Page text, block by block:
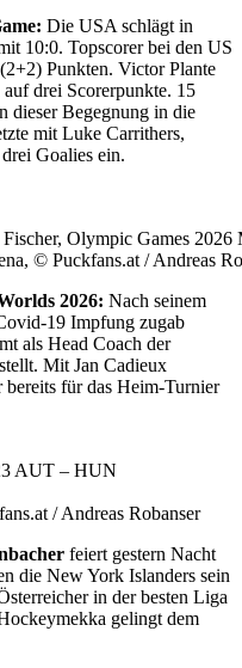
Die USA schlägt in
10:0. Topscorer bei den US
Punkten. Victor Plante
drei Scorerpunkte. 15
dieser Begegnung in die
mit Luke Carrithers,
Goalies ein.
Olympic Games 2026
© Puckfans.at / Andreas
2026: Nach seinem
19 Impfung zugab
als Head Coach der
Mit Jan Cadieux
für das Heim-Turnier
AUT – HUN
/ Andreas Robanser
feiert gestern Nacht
die New York Islanders sein
in der besten Liga
gelingt dem